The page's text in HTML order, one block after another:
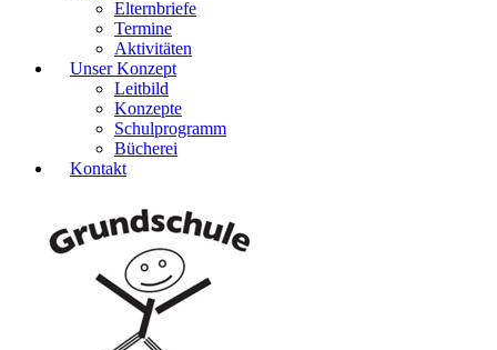
Elternbriefe
Termine
Aktivitäten
Unser Konzept
Leitbild
Konzepte
Schulprogramm
Bücherei
Kontakt